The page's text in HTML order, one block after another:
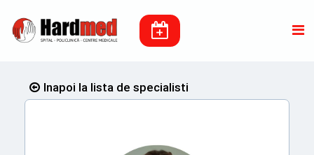
Inapoi la lista de specialisti